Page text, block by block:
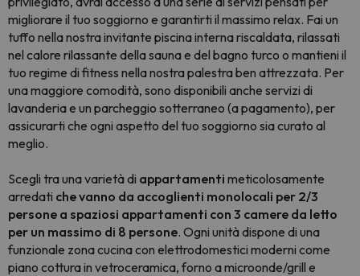
migliorare il tuo soggiorno e garantirti il massimo relax. Fai un
tuffo nella nostra invitante piscina interna riscaldata, rilassati
nel calore rilassante della sauna e del bagno turco o mantieni il
tuo regime di fitness nella nostra palestra ben attrezzata. Per
una maggiore comodità, sono disponibili anche servizi di
lavanderia e un parcheggio sotterraneo (a pagamento), per
assicurarti che ogni aspetto del tuo soggiorno sia curato al
meglio.
Scegli tra una varietà di appartamenti meticolosamente
arredati che vanno da accoglienti monolocali per 2/3
persone a spaziosi appartamenti con 3 camere da letto
per un massimo di 8 persone. Ogni unità dispone di una
funzionale zona cucina con elettrodomestici moderni come
piano cottura in vetroceramica, forno a microonde/grill e